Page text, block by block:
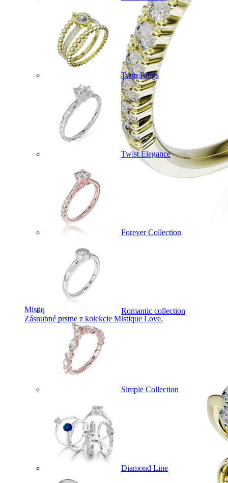
Mistique Love
Zásnubné prstne z kolekcie Mistique Love.
Twin Rings
Twist Elegance
Forever Collection
Romantic collection
Simple Collection
Diamond Line